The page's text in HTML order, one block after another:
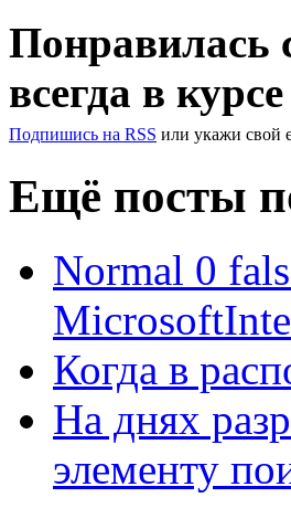
Понравилась
всегда в
Подпишись на RSS или укажи свой
Ещё посты
Normal 0
Когда в
На днях
элементу